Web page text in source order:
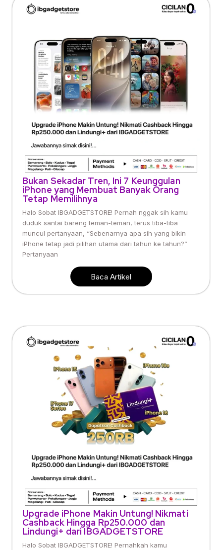
Bukan Sekadar Tren, Ini 7 Keunggulan
iPhone yang Membuat Banyak Orang
Tetap Memilihnya
Halo Sobat IBGADGETSTORE! Pernah nggak sih kamu
duduk santai bareng teman-teman, terus tiba-tiba
muncul pertanyaan, “Sebenarnya apa sih yang bikin
iPhone tetap jadi pilihan utama dari tahun ke tahun?”
Pertanyaan
Baca Artikel
Upgrade iPhone Makin Untung! Nikmati
Cashback Hingga Rp250.000 dan
Lindungi+ dari IBGADGETSTORE
Halo Sobat IBGADGETSTORE! Pernahkah kamu